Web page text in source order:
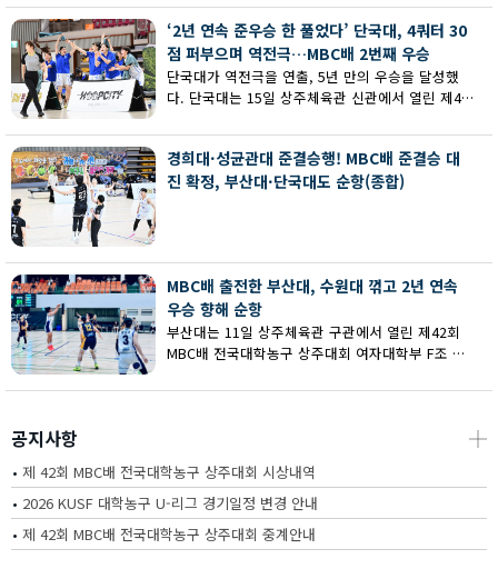
추격을 따돌리며 73-62로 승리했다.
‘2년 연속 준우승 한 풀었다’ 단국대, 4쿼터 30
점 퍼부으며 역전극…MBC배 2번째 우승
단국대가 역전극을 연출, 5년 만의 우승을 달성했
다. 단국대는 15일 상주체육관 신관에서 열린 제42
서 부산대에 73-67로 역전승했다.
경희대·성균관대 준결승행! MBC배 준결승 대
진 확정, 부산대·단국대도 순항(종합)
MBC배 출전한 부산대, 수원대 꺾고 2년 연속
우승 향해 순항
부산대는 11일 상주체육관 구관에서 열린 제42회
MBC배 전국대학농구 상주대회 여자대학부 F조 예
공지사항 ┼
• 제 42회 MBC배 전국대학농구 상주대회 시상내역
• 2026 KUSF 대학농구 U-리그 경기일정 변경 안내
• 제 42회 MBC배 전국대학농구 상주대회 중계안내